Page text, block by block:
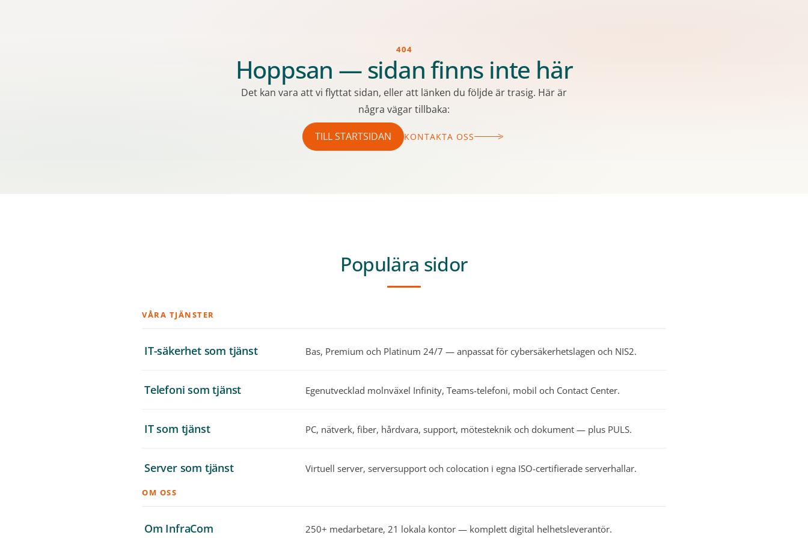
404
Hoppsan — sidan finns inte här
Det kan vara att vi flyttat sidan, eller att länken du följde är trasig. Här är
några vägar tillbaka:
TILL STARTSIDAN KONTAKTA OSS
Populära sidor
VÅRA TJÄNSTER
IT-säkerhet som tjänst Bas, Premium och Platinum 24/7 — anpassat för cybersäkerhetslagen och NIS2.
Telefoni som tjänst Egenutvecklad molnväxel Infinity, Teams-telefoni, mobil och Contact Center.
IT som tjänst PC, nätverk, fiber, hårdvara, support, mötesteknik och dokument — plus PULS.
Server som tjänst Virtuell server, serversupport och colocation i egna ISO-certifierade serverhallar.
OM OSS
Om InfraCom 250+ medarbetare, 21 lokala kontor — komplett digital helhetsleverantör.